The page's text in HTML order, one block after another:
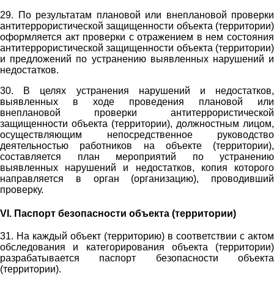
29. По результатам плановой или внеплановой проверки
антитеррористической защищенности объекта (территории)
оформляется акт проверки с отражением в нем состояния
антитеррористической защищенности объекта (территории)
и предложений по устранению выявленных нарушений и
недостатков.
30. В целях устранения нарушений и недостатков,
выявленных в ходе проведения плановой или
внеплановой проверки антитеррористической
защищенности объекта (территории), должностным лицом,
осуществляющим непосредственное руководство
деятельностью работников на объекте (территории),
составляется план мероприятий по устранению
выявленных нарушений и недостатков, копия которого
направляется в орган (организацию), проводивший
проверку.
VI. Паспорт безопасности объекта (территории)
31. На каждый объект (территорию) в соответствии с актом
обследования и категорирования объекта (территории)
разрабатывается паспорт безопасности объекта
(территории).